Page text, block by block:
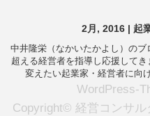
2月, 2016 | 起
中井隆栄（なかいたかよし）の
超える経営者を指導し応援して
変えたい起業家・経営者に向
WordPress-
Copyright© 経営コンサ